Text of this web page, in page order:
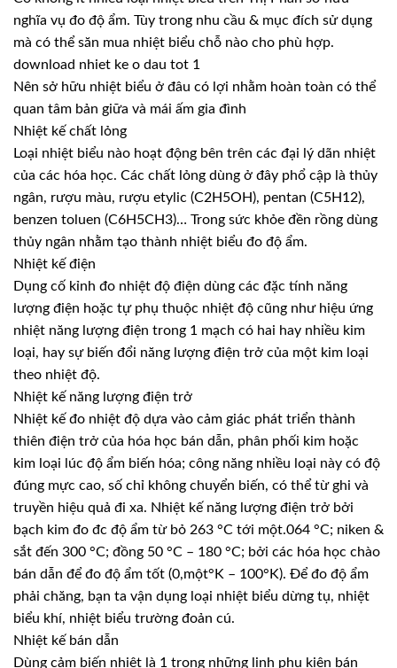
nghĩa vụ đo độ ẩm. Tùy trong nhu cầu & mục đích sử dụng
mà có thể săn mua nhiệt biểu chỗ nào cho phù hợp.
download nhiet ke o dau tot 1
Nên sở hữu nhiệt biểu ở đâu có lợi nhằm hoàn toàn có thể
quan tâm bản giữa và mái ấm gia đình
Nhiệt kế chất lỏng
Loại nhiệt biểu nào hoạt động bên trên các đại lý dãn nhiệt
của các hóa học. Các chất lỏng dùng ở đây phổ cập là thủy
ngân, rượu màu, rượu etylic (C2H5OH), pentan (C5H12),
benzen toluen (C6H5CH3)… Trong sức khỏe đền rồng dùng
thủy ngân nhằm tạo thành nhiệt biểu đo độ ẩm.
Nhiệt kế điện
Dụng cố kỉnh đo nhiệt độ điện dùng các đặc tính năng
lượng điện hoặc tự phụ thuộc nhiệt độ cũng như hiệu ứng
nhiệt năng lượng điện trong 1 mạch có hai hay nhiều kim
loại, hay sự biến đổi năng lượng điện trở của một kim loại
theo nhiệt độ.
Nhiệt kế năng lượng điện trở
Nhiệt kế đo nhiệt độ dựa vào cảm giác phát triển thành
thiên điện trở của hóa học bán dẫn, phân phối kim hoặc
kim loại lúc độ ẩm biến hóa; công năng nhiều loại này có độ
đúng mực cao, số chỉ không chuyển biến, có thể từ ghi và
truyền hiệu quả đi xa. Nhiệt kế năng lượng điện trở bởi
bạch kim đo đc độ ẩm từ bỏ 263 °C tới một.064 °C; niken &
sắt đến 300 °C; đồng 50 °C – 180 °C; bởi các hóa học chào
bán dẫn để đo độ ẩm tốt (0,một°K – 100°K). Để đo độ ẩm
phải chăng, bạn ta vận dụng loại nhiệt biểu dừng tụ, nhiệt
biểu khí, nhiệt biểu trường đoản cú.
Nhiệt kế bán dẫn
Dùng cảm biến nhiệt là 1 trong những linh phụ kiện bán